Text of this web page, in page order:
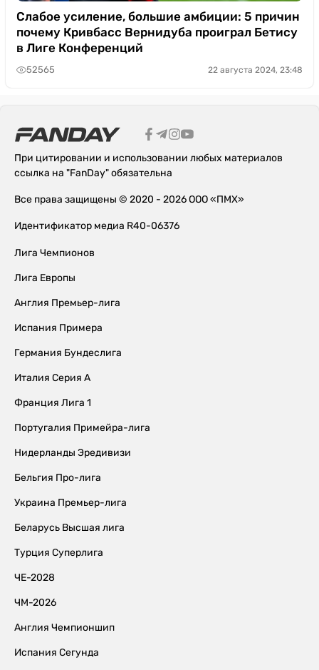
Слабое усиление, большие амбиции: 5 причин
почему Кривбасс Вернидуба проиграл Бетису
в Лиге Конференций
52565 22 августа 2024, 23:48
При цитировании и использовании любых материалов
ссылка на "FanDay" обязательна
Все права защищены © 2020 - 2026 ООО «ПМХ»
Идентификатор медиа R40-06376
Лига Чемпионов
Лига Европы
Англия Премьер-лига
Испания Примера
Германия Бундеслига
Италия Серия А
Франция Лига 1
Португалия Примейра-лига
Нидерланды Эредивизи
Бельгия Про-лига
Украина Премьер-лига
Беларусь Высшая лига
Турция Суперлига
ЧЕ-2028
ЧМ-2026
Англия Чемпионшип
Испания Сегунда